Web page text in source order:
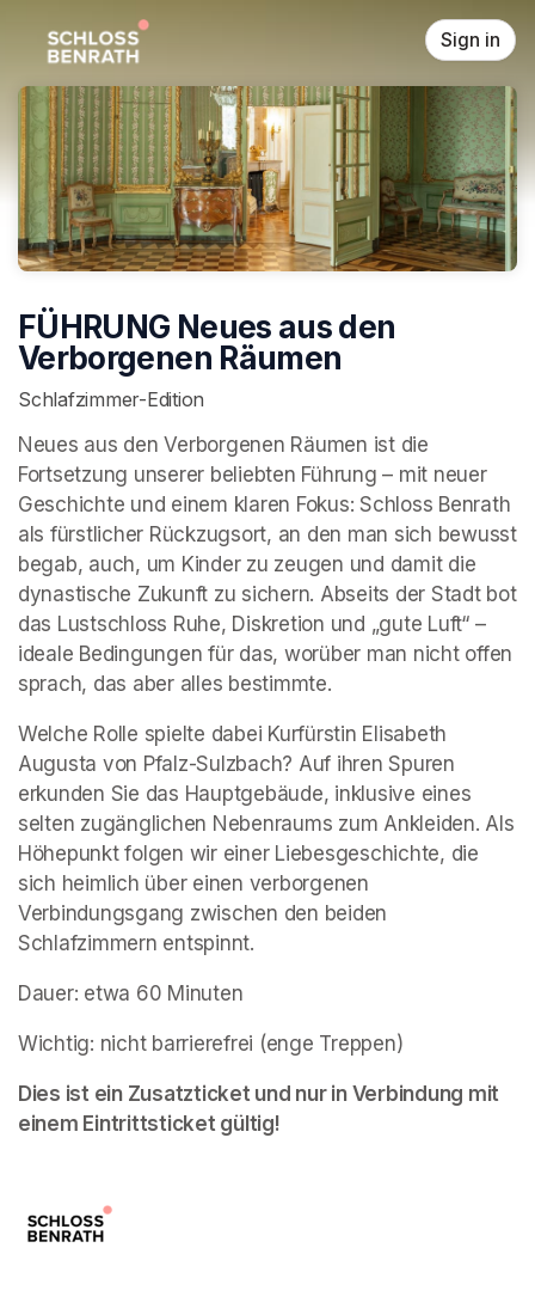
Sign in
FÜHRUNG Neues aus den
Verborgenen Räumen
Schlafzimmer-Edition
Neues aus den Verborgenen Räumen ist die
Fortsetzung unserer beliebten Führung – mit neuer
Geschichte und einem klaren Fokus: Schloss Benrath
als fürstlicher Rückzugsort, an den man sich bewusst
begab, auch, um Kinder zu zeugen und damit die
dynastische Zukunft zu sichern. Abseits der Stadt bot
das Lustschloss Ruhe, Diskretion und „gute Luft“ –
ideale Bedingungen für das, worüber man nicht offen
sprach, das aber alles bestimmte.
Welche Rolle spielte dabei Kurfürstin Elisabeth
Augusta von Pfalz-Sulzbach? Auf ihren Spuren
erkunden Sie das Hauptgebäude, inklusive eines
selten zugänglichen Nebenraums zum Ankleiden. Als
Höhepunkt folgen wir einer Liebesgeschichte, die
sich heimlich über einen verborgenen
Verbindungsgang zwischen den beiden
Schlafzimmern entspinnt.
Dauer: etwa 60 Minuten
Wichtig: nicht barrierefrei (enge Treppen)
Dies ist ein Zusatzticket und nur in Verbindung mit
einem Eintrittsticket gültig!